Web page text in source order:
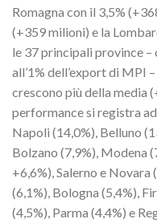
Romagna con il 3,5%
(+359 milioni) e la
le 37 principali province –
all’1% dell’export di MPI
crescono più della media
performance si registra
Napoli (14,0%), Belluno
Bolzano (7,9%), Modena
+6,6%), Salerno e
(6,1%), Bologna (5,4%),
(4,5%), Parma (4,4%) e